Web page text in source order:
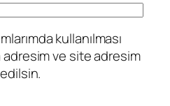
kullanılması
adresim ve site adresim